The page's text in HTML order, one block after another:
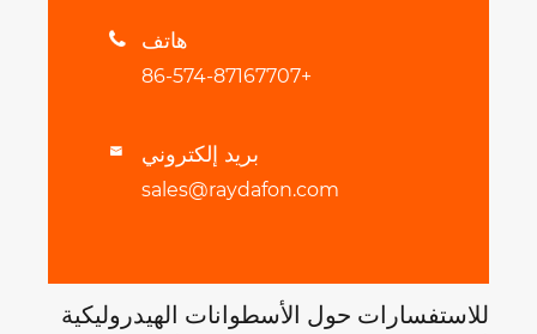
 هاتف
+86-574-87167707
 بريد إلكتروني
sales@raydafon.com
للاستفسارات حول الأسطوانات الهيدروليكية